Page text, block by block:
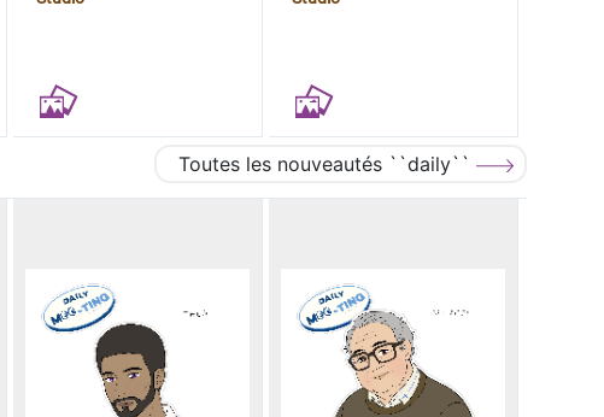
Toutes les nouveautés ``daily``